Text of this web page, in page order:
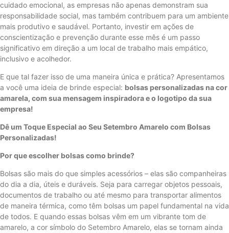
cuidado emocional, as empresas não apenas demonstram sua
responsabilidade social, mas também contribuem para um ambiente
mais produtivo e saudável. Portanto, investir em ações de
conscientização e prevenção durante esse mês é um passo
significativo em direção a um local de trabalho mais empático,
inclusivo e acolhedor.
E que tal fazer isso de uma maneira única e prática? Apresentamos
a você uma ideia de brinde especial: bolsas personalizadas na cor
amarela, com sua mensagem inspiradora e o logotipo da sua
empresa!
Dê um Toque Especial ao Seu Setembro Amarelo com Bolsas
Personalizadas!
Por que escolher bolsas como brinde?
Bolsas são mais do que simples acessórios – elas são companheiras
do dia a dia, úteis e duráveis. Seja para carregar objetos pessoais,
documentos de trabalho ou até mesmo para transportar alimentos
de maneira térmica, como têm bolsas um papel fundamental na vida
de todos. E quando essas bolsas vêm em um vibrante tom de
amarelo, a cor símbolo do Setembro Amarelo, elas se tornam ainda